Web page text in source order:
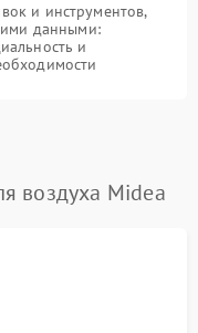
и инструментов,
данными:
и
воздуха Midea